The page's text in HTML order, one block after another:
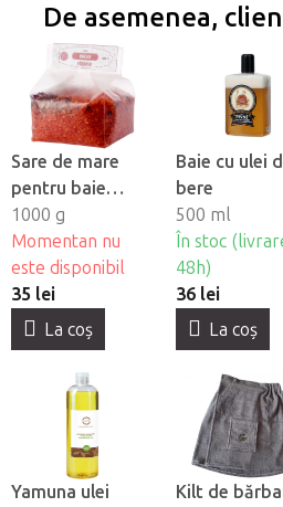
De asemenea,
Sare de mare
pentru baie
Yamuna -
Trandafir
1000 g
Momentan nu
este disponibil
35 lei
La coş
Baie cu ulei
bere
500 ml
În stoc
48h)
36 lei
La coş
Yamuna ulei
Kilt de